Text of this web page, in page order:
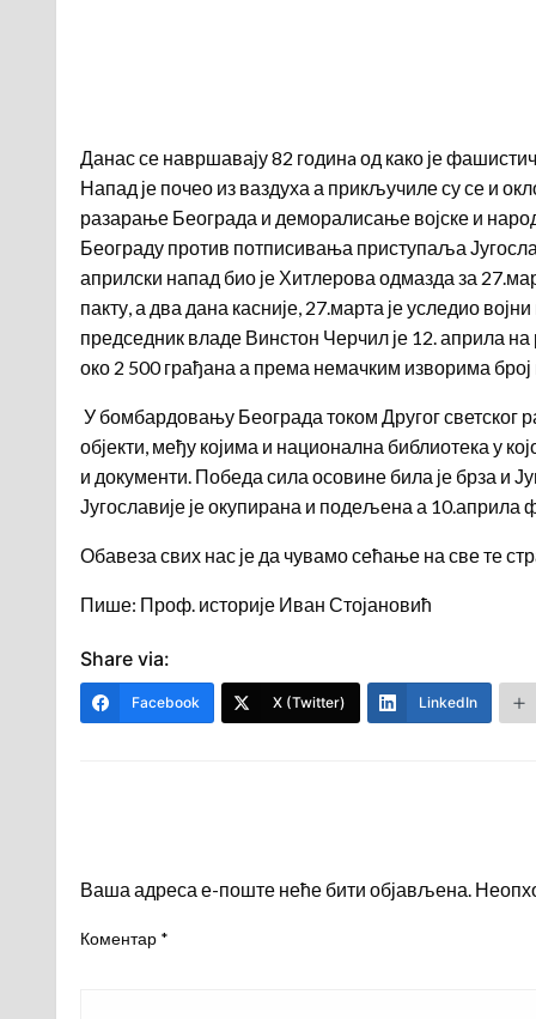
Данас се навршавају 82 годинa од како је
Напад је почео из ваздуха а прикључиле су се и
разарање Београда и деморалисање војске и
Београду против потписивања приступаља
априлски напад био је Хитлерова одмазда за
пакту, а два дана касније, 27.марта је уследио
председник владе Винстон Черчил је 12. априла на
око 2 500 грађана а према немачким изворима број
У бомбардовању Београда током Другог светског
објекти, међу којима и национална библиотека у
и документи. Победа сила осовине била је брза и
Југославије је окупирана и подељена а
Обавеза свих нас је да чувамо сећање на све те
Пише: Проф. историје Иван Стојановић
Share via:
Facebook X (Twitter) LinkedIn
Ваша адреса е-поште неће бити објављена.
Коментар *